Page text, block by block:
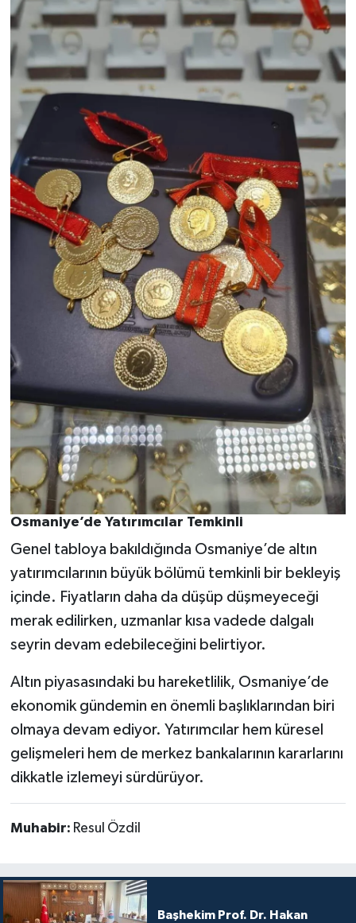
Osmaniye’de Yatırımcılar Temkinli
Genel tabloya bakıldığında Osmaniye’de altın
yatırımcılarının büyük bölümü temkinli bir bekleyiş
içinde. Fiyatların daha da düşüp düşmeyeceği
merak edilirken, uzmanlar kısa vadede dalgalı
seyrin devam edebileceğini belirtiyor.
Altın piyasasındaki bu hareketlilik, Osmaniye’de
ekonomik gündemin en önemli başlıklarından biri
olmaya devam ediyor. Yatırımcılar hem küresel
gelişmeleri hem de merkez bankalarının kararlarını
dikkatle izlemeyi sürdürüyor.
Muhabir: Resul Özdil
Başhekim Prof. Dr. Hakan